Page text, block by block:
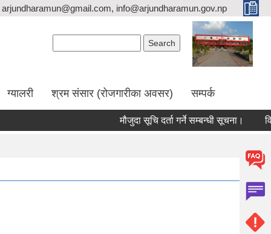
arjundharamun@gmail.com, info@arjundharamun.gov.np
ग्यालरी श्रम संसार (रोजगारीका अवसर) सम्पर्क
मौजुदा सूचि दर्ता गर्ने सम्बन्धी सूचना।